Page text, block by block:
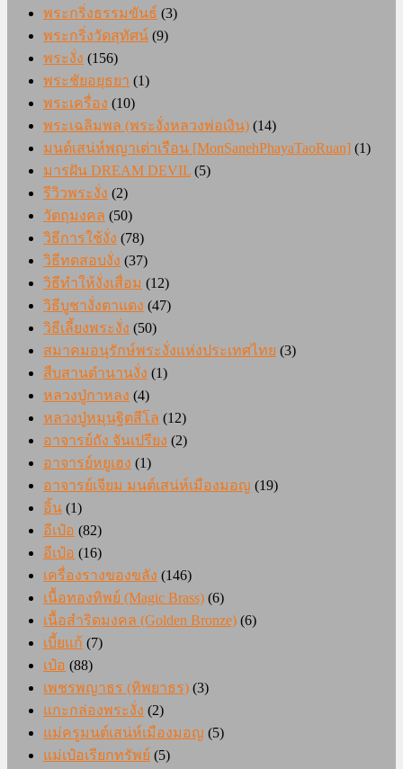
พระกริ่งธรรมขันธ์ (3)
พระกริ่งวัดสุทัศน์ (9)
พระงั่ง (156)
พระชัยอยุธยา (1)
พระเครื่อง (10)
พระเฉลิมพล (พระงั่งหลวงพ่อเงิน) (14)
มนต์เสน่ห์พญาเต่าเรือน [MonSanehPhayaTaoRuan] (1)
มารฝัน DREAM DEVIL (5)
รีวิวพระงั่ง (2)
วัตถุมงคล (50)
วิธีการใช้งั่ง (78)
วิธีทดสอบงั่ง (37)
วิธีทำให้งั่งเสื่อม (12)
วิธีบูชางั่งตาแดง (47)
วิธีเลี้ยงพระงั่ง (50)
สมาคมอนุรักษ์พระงั่งแห่งประเทศไทย (3)
สืบสานตำนานงั่ง (1)
หลวงปู่กาหลง (4)
หลวงปู่หมุนฐิตสีโล (12)
อาจารย์ถัง จันเปรียง (2)
อาจารย์หยูเฮง (1)
อาจารย์เจียม มนต์เสน่ห์เมืองมอญ (19)
อิ้น (1)
อีเป๋อ (82)
อีเป๋อ (16)
เครื่องรางของขลัง (146)
เนื้อทองทิพย์ (Magic Brass) (6)
เนื้อสำริดมงคล (Golden Bronze) (6)
เบี้ยแก้ (7)
เป๋อ (88)
เพชรพญาธร (ทิพยาธร) (3)
แกะกล่องพระงั่ง (2)
แม่ครูมนต์เสน่ห์เมืองมอญ (5)
แม่เป๋อเรียกทรัพย์ (5)